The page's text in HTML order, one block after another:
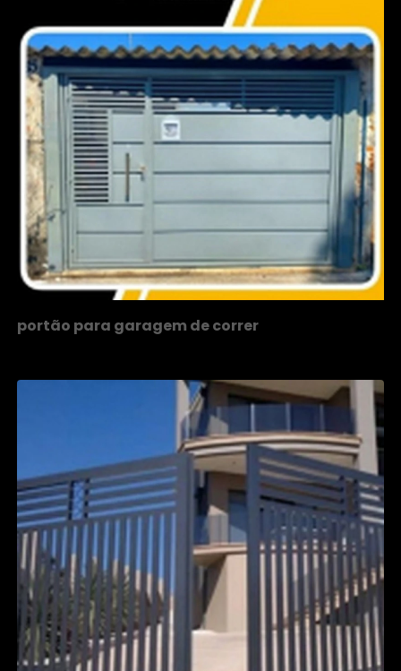
portão para garagem de correr